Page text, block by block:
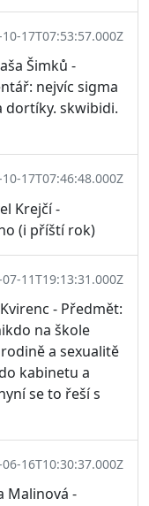
17T07:53:57.000Z
Šimků -
nejvíc sigma
dortíky. skwibidi.
17T07:46:48.000Z
Krejčí -
(i příští rok)
11T19:13:31.000Z
- Předmět:
na škole
a sexualitě
kabinetu a
se to řeší s
16T10:30:37.000Z
Malinová -